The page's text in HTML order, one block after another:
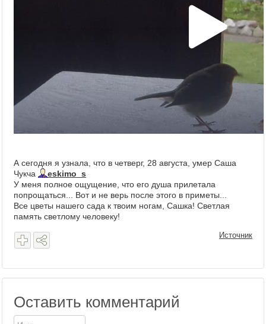
А сегодня я узнала, что в четверг, 28 августа, умер Саша
Чукча
eskimo_s
У меня полное ощущение, что его душа прилетала
попрощаться... Вот и не верь после этого в приметы...
Все цветы нашего сада к твоим ногам, Сашка! Светлая
память светлому человеку!
Источник
Оставить комментарий